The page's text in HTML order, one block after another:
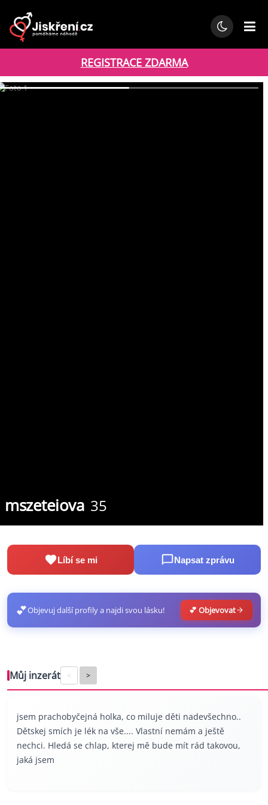
REGISTRACE ZDARMA
mszeteiova 35
Líbí se mi Napsat zprávu
💕Objevuj další profily a najdi svou lásku! 💕 Objevovat
Můj inzerát < >
jsem prachobyčejná holka, co miluje děti nadevšechno..
Dětskej smích je lék na vše.... Vlastní nemám a ještě
nechci. Hledá se chlap, kterej mě bude mít rád takovou,
jaká jsem